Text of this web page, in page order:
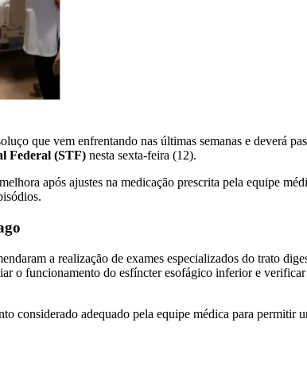
que vem enfrentando nas últimas semanas e deverá
Federal (STF) nesta sexta-feira (12).
após ajustes na medicação prescrita pela equipe
a realização de exames especializados do trato
o funcionamento do esfíncter esofágico inferior e
considerado adequado pela equipe médica para permitir